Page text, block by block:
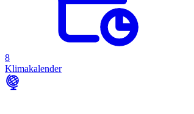
8
Klimakalender